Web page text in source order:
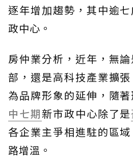
逐年增加趨勢，其中逾
政中心。
房仲業分析，近年，無
部，還是高科技產業擴
為品牌形象的延伸，隨著
中七期新市政中心除了是
各企業主爭相進駐的區
路增溫。